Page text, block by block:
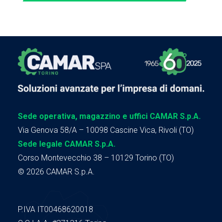
Sede operativa, magazzino e uffici CAMAR S.p.A.
Via Genova 58/A – 10098 Cascine Vica, Rivoli (TO)
Sede legale CAMAR S.p.A.
Corso Montevecchio 38 – 10129 Torino (TO)
© 2026 CAMAR S.p.A.
P.IVA IT00468620018